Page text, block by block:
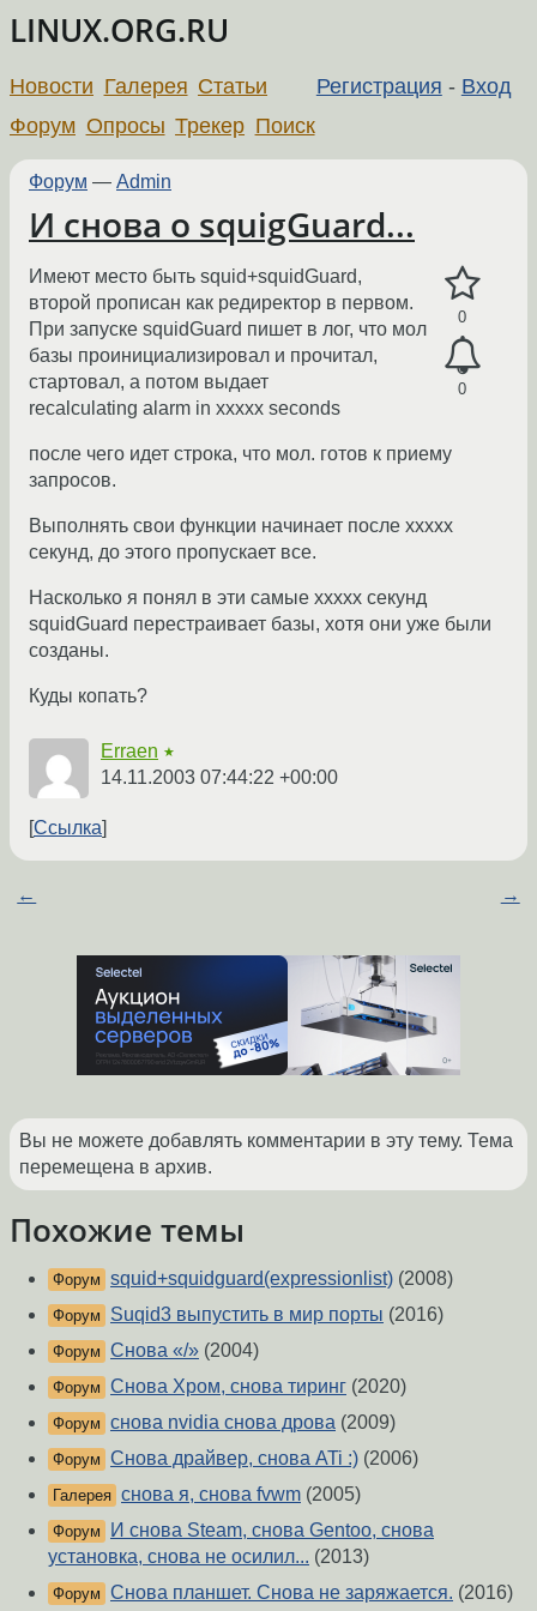
LINUX.ORG.RU
Регистрация - Вход
Новости Галерея Статьи
Форум Опросы Трекер Поиск
Форум — Admin
И снова о squigGuard...
0
0
Имеют место быть squid+squidGuard,
второй прописан как редиректор в первом.
При запуске squidGuard пишет в лог, что мол
базы проинициализировал и прочитал,
стартовал, а потом выдает
recalculating alarm in xxxxx seconds
после чего идет строка, что мол. готов к приему
запросов.
Выполнять свои функции начинает после xxxxx
секунд, до этого пропускает все.
Насколько я понял в эти самые xxxxx секунд
squidGuard перестраивает базы, хотя они уже были
созданы.
Куды копать?
Erraen ★
14.11.2003 07:44:22 +00:00
Ссылка
← →
Вы не можете добавлять комментарии в эту тему. Тема
перемещена в архив.
Похожие темы
Форум squid+squidguard(expressionlist) (2008)
Форум Suqid3 выпустить в мир порты (2016)
Форум Снова «/» (2004)
Форум Снова Хром, снова тиринг (2020)
Форум снова nvidia снова дрова (2009)
Форум Снова драйвер, снова ATi :) (2006)
Галерея снова я, снова fvwm (2005)
Форум
И снова Steam, снова Gentoo, снова
установка, снова не осилил... (2013)
Форум Снова планшет. Снова не заряжается. (2016)